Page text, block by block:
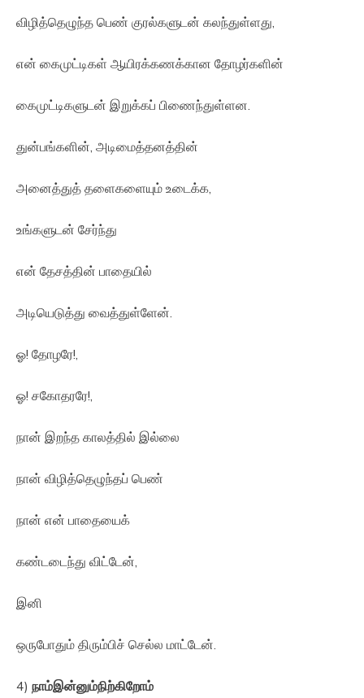
விழித்தெழுந்த பெண் குரல்களுடன் கலந்துள்ளது,
என் கைமுட்டிகள் ஆயிரக்கணக்கான தோழர்களின்
கைமுட்டிகளுடன் இறுக்கப் பிணைந்துள்ளன.
துன்பங்களின், அடிமைத்தனத்தின்
அனைத்துத் தளைகளையும் உடைக்க,
உங்களுடன் சேர்ந்து
என் தேசத்தின் பாதையில்
அடியெடுத்து வைத்துள்ளேன்.
ஓ! தோழரே!,
ஓ! சகோதரரே!,
நான் இறந்த காலத்தில் இல்லை
நான் விழித்தெழுந்தப் பெண்
நான் என் பாதையைக்
கண்டடைந்து விட்டேன்,
இனி
ஒருபோதும் திரும்பிச் செல்ல மாட்டேன்.
4) நாம்இன்னும்நிற்கிறோம்